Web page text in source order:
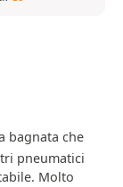
bagnata che
pneumatici
Molto